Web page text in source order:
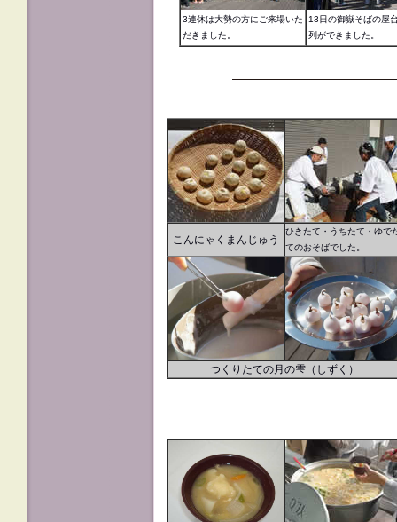
3連休は大勢の方にご来場いた
だきました。
13日の御嶽そばの屋
列ができました。
こんにゃくまんじゅう
ひきたて・うちたて・ゆで
てのおそばでした。
つくりたての月の雫（しずく）